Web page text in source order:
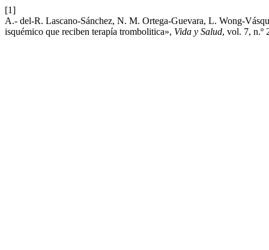
[1]
A.- del-R. Lascano-Sánchez, N. M. Ortega-Guevara, L. Wong-
isquémico que reciben terapía trombolitica», Vida y Salud, vol. 7, n.º